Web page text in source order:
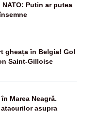
Putin ar putea
gheața în Belgia! Gol
Saint-Gilloise
Marea Neagră.
asupra